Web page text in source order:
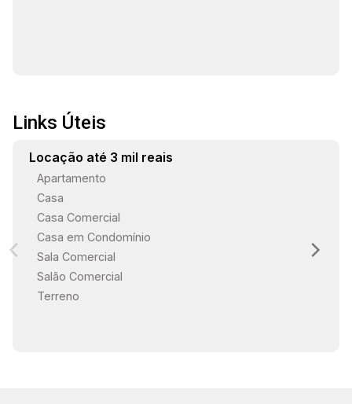
Links Úteis
Locação até 3 mil reais
Apartamento
Casa
Casa Comercial
Casa em Condomínio
Sala Comercial
Salão Comercial
Terreno